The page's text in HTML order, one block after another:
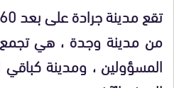
من مدينة وجدة ، هي
المسؤولين ، ومدينة